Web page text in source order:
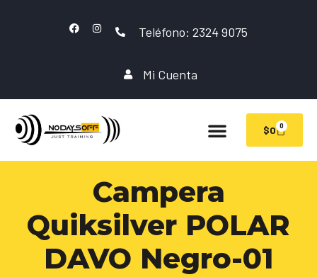
Teléfono: 2324 9075
Mi Cuenta
$0 0
Campera
Quiksilver POLAR
DAVO Negro-01